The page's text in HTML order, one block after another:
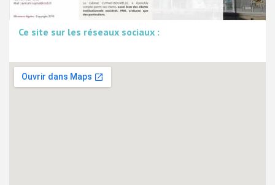
Ce site sur les réseaux sociaux :